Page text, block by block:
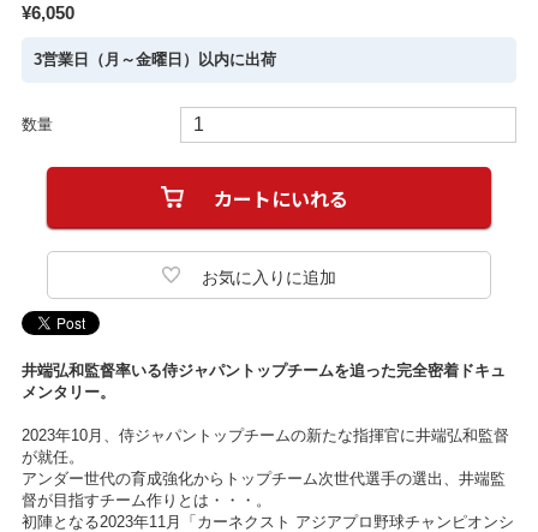
¥6,050
3営業日（月～金曜日）以内に出荷
数量
井端弘和監督率いる侍ジャパントップチームを追った完全密着ドキュ
メンタリー。
2023年10月、侍ジャパントップチームの新たな指揮官に井端弘和監督
が就任。
アンダー世代の育成強化からトップチーム次世代選手の選出、井端監
督が目指すチーム作りとは・・・。
初陣となる2023年11月「カーネクスト アジアプロ野球チャンピオンシ